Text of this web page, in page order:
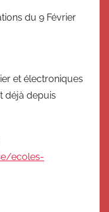
du 9 Février
et électroniques
déjà depuis
ecoles-